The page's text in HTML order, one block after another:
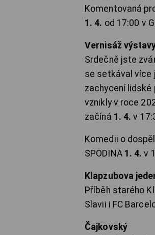
Komentovaná
1. 4. od 17:00 v
Vernisáž
Srdečně jste
se setkával více
zachycení
vznikly v roce
začíná 1. 4. v
Komedii o
SPODINA 1. 4. v
Klapzubova
Příběh starého
Slavii i FC
Čajkovský